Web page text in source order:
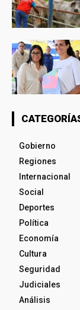
Gobierno
Regiones
Internacional
Social
Deportes
Política
Economía
Cultura
Seguridad
Judiciales
Análisis